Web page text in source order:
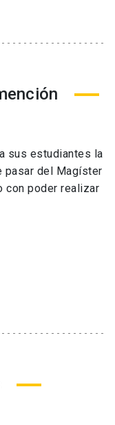
sus estudiantes la
pasar del Magíster
con poder realizar